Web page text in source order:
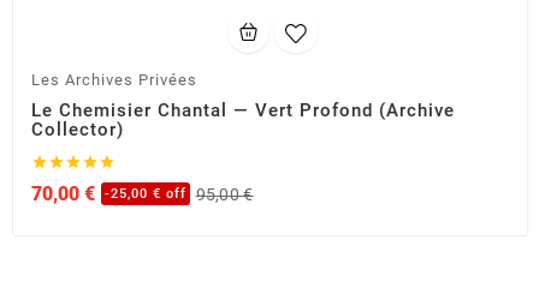
Les Archives Privées
Le Chemisier Chantal — Vert Profond (Archive
Collector)

70,00 € -25,00 € off 95,00 €